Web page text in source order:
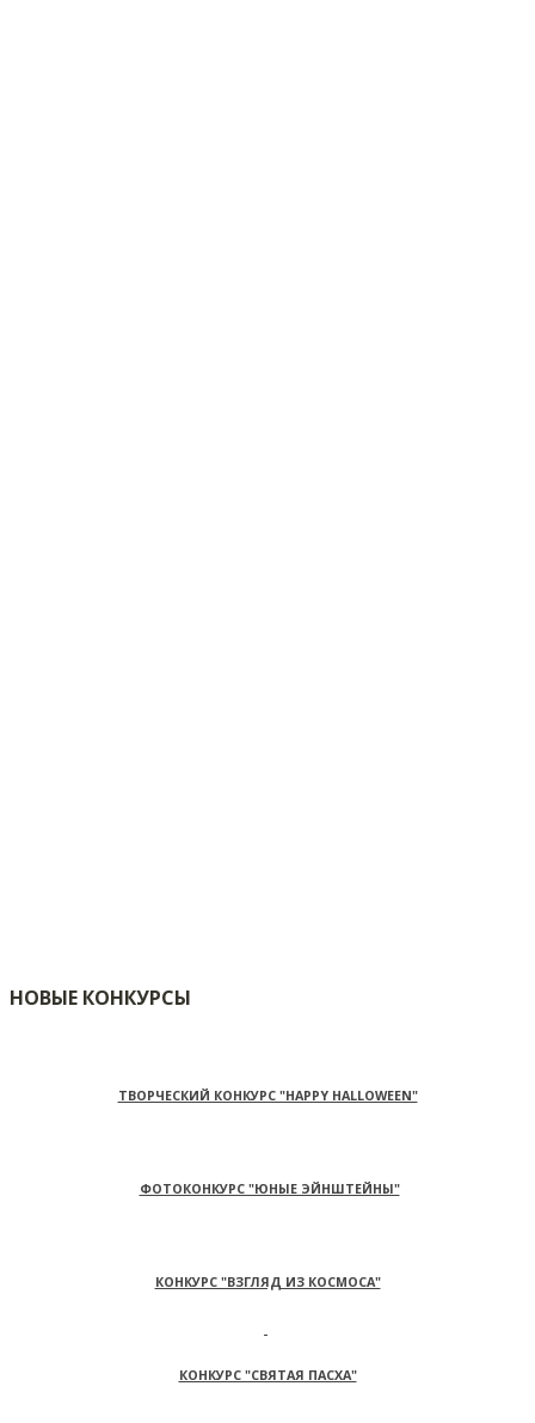
НОВЫЕ КОНКУРСЫ
ТВОРЧЕСКИЙ КОНКУРС "HAPPY HALLOWEEN"
ФОТОКОНКУРС "ЮНЫЕ ЭЙНШТЕЙНЫ"
КОНКУРС "ВЗГЛЯД ИЗ КОСМОСА"
КОНКУРС "СВЯТАЯ ПАСХА"